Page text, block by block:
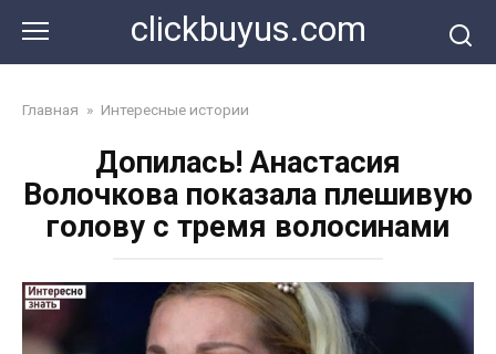
контенту
clickbuyus.com
Главная » Интересные истории
Допилась! Анастасия
Волочкова показала плешивую
голову с тремя волосинами